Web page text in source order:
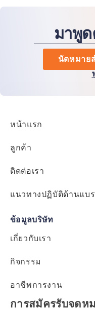
มาพู
นัดหมาย
หน้าแรก
ลูกค้า
ติดต่อเรา
แนวทางปฏิบัติด้านแบ
ข้อมูลบริษัท
เกี่ยวกับเรา
กิจกรรม
อาชีพการงาน
การสมัครรับจดห